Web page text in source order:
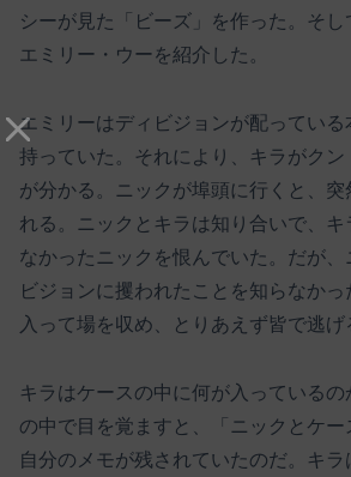
シーが見た「ビーズ」を作った。そし
エミリー・ウーを紹介した。
エミリーはディビジョンが配っている
持っていた。それにより、キラがクン
が分かる。ニックが埠頭に行くと、
れる。ニックとキラは知り合いで、
なかったニックを恨んでいた。だが、
ビジョンに攫われたことを知らなか
入って場を収め、とりあえず皆で逃げ
キラはケースの中に何が入っている
の中で目を覚ますと、「ニックとケ
自分のメモが残されていたのだ。キラ